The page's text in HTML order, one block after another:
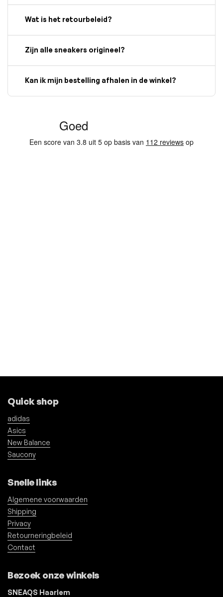
Wat is het retourbeleid?
Zijn alle sneakers origineel?
Kan ik mijn bestelling afhalen in de winkel?
Quick shop
adidas
Asics
New Balance
Saucony
Snelle links
Algemene voorwaarden
Shipping
Privacy
Retourneringbeleid
Contact
Bezoek onze winkels
SNEAQS Haarlem